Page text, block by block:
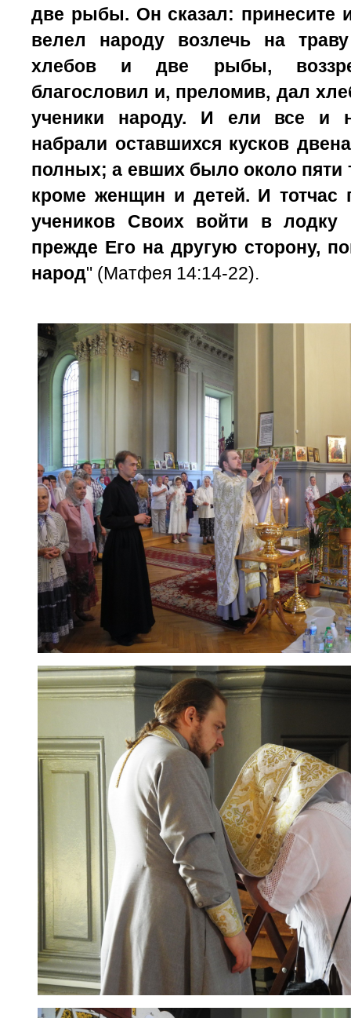
две рыбы. Он сказал:
велел народу возлечь на
хлебов и две рыбы,
благословил и, преломив, дал
ученики народу.
И ели все и
набрали оставшихся кусков
полных;а евших было около пяти
кроме женщин и детей. И тотчас
учеников Своих войти в лодку
прежде Его на другую сторону,
народ" (Матфея 14:14-22).